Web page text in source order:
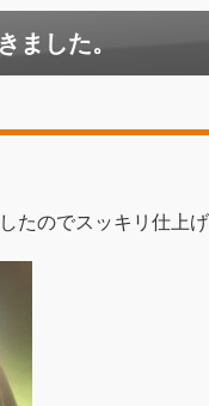
ました。
たのでスッキリ仕上